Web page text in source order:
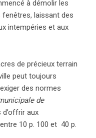
à démolir les
laissant des
intempéries et aux
de précieux terrain
peut toujours
des normes
de
aux
10 p. 100 et 40 p.